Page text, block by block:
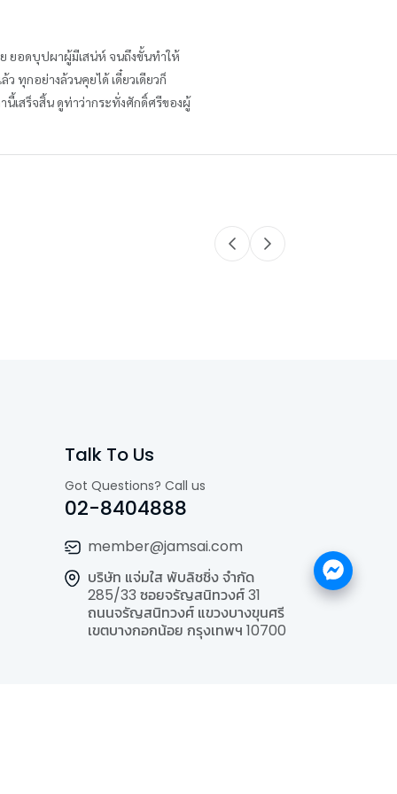
ย ยอดบุปผาผู้มีเสน่ห์ จนถึงขั้นทำให้
ทุกอย่างล้วนคุยได้ เดี๋ยวเดียวก็
นี้เสร็จสิ้น ดูท่าว่ากระทั่งศักดิ์ศรีของผู้
Talk To Us
Got Questions? Call us
02-8404888
member@jamsai.com
บริษัท แจ่มใส พับลิชชิ่ง จำกัด
285/33 ซอยจรัญสนิทวงศ์ 31
ถนนจรัญสนิทวงศ์ แขวงบางขุนศรี
เขตบางกอกน้อย กรุงเทพฯ 10700